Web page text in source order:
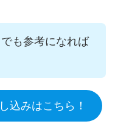
も参考になれば
込みはこちら！